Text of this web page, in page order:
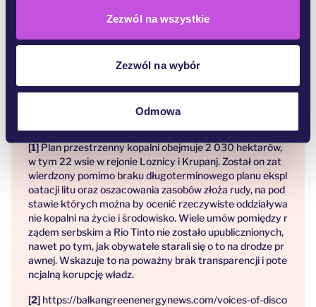
Zezwól na wszystkie
Zezwól na wybór
Odmowa
czystego powietrza, czystej wody i zdrowych
kopalni litu Rio Tinto. Ochrońmy ludzi,
dziedzictwo, środowisko i rzeki doliny Jadar.
Zjednoczeni możemy ochronić nasze otoczenie.
Plan przestrzenny kopalni obejmuje 2 030 hektarów,
w tym 22 wsie w rejonie Loznicy i Krupanj. Został on zat
wierdzony pomimo braku długoterminowego planu ekspl
oatacji litu oraz oszacowania zasobów złoża rudy, na pod
stawie których można by ocenić rzeczywiste oddziaływa
nie kopalni na życie i środowisko. Wiele umów pomiędzy r
ządem serbskim a Rio Tinto nie zostało upublicznionych,
nawet po tym, jak obywatele starali się o to na drodze pr
awnej. Wskazuje to na poważny brak transparencji i pote
ncjalną korupcję władz.
https://balkangreenenergynews.com/voices-of-disco